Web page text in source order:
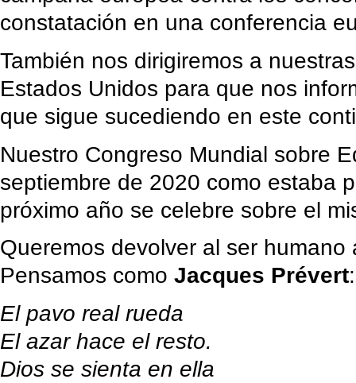
constatación en una conferencia
También nos dirigiremos a
Estados Unidos para que nos
que sigue sucediendo en este
Nuestro Congreso Mundial sobre
septiembre de 2020 como estaba
próximo año se celebre sobre el
Queremos devolver al ser
Pensamos como Jacques Prévert:
El pavo real rueda
El azar hace el resto.
Dios se sienta en ella